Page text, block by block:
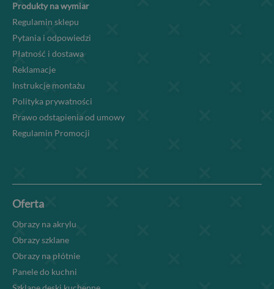
Produkty na wymiar
Regulamin sklepu
Pytania i odpowiedzi
Płatność i dostawa
Reklamacje
Instrukcje montażu
Polityka prywatności
Prawo odstąpienia od umowy
Regulamin Promocji
Oferta
Obrazy na akrylu
Obrazy szklane
Obrazy na płótnie
Panele do kuchni